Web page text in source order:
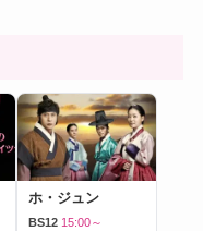
ホ・ジュン
BS12 15:00～